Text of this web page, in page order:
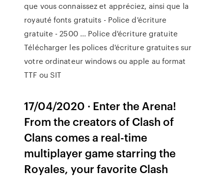
que vous connaissez et appréciez, ainsi que la
royauté fonts gratuits - Police d'écriture
gratuite - 2500 ... Police d'écriture gratuite
Télécharger les polices d'écriture gratuites sur
votre ordinateur windows ou apple au format
TTF ou SIT
17/04/2020 · Enter the Arena!
From the creators of Clash of
Clans comes a real-time
multiplayer game starring the
Royales, your favorite Clash